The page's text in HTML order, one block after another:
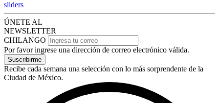
sliders
ÚNETE AL
NEWSLETTER
CHILANGO
Por favor ingrese una dirección de correo electrónico válida.
Suscribirme
Recibe cada semana una selección con lo más sorprendente de la
Ciudad de México.